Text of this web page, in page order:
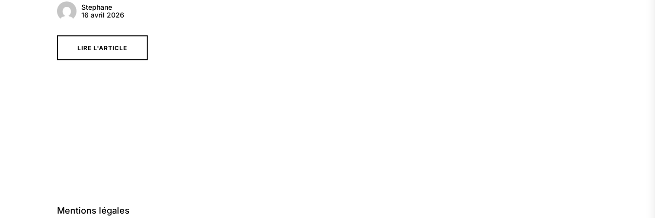
Stephane
16 avril 2026
LIRE L'ARTICLE
Mentions légales